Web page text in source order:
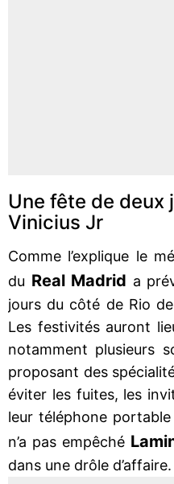
Une fête de deux
Vinicius Jr
Comme l’explique le
du Real Madrid a
jours du côté de Rio
Les festivités auront
notamment plusieurs
proposant des
éviter les fuites, les
leur téléphone
n’a pas empêché
dans une drôle d’affaire.